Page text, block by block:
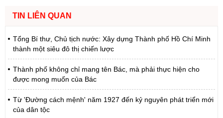
TIN LIÊN QUAN
Tổng Bí thư, Chủ tịch nước: Xây dựng Thành phố Hồ Chí Minh
thành một siêu đô thị chiến lược
Thành phố không chỉ mang tên Bác, mà phải thực hiện cho
được mong muốn của Bác
Từ 'Đường cách mệnh' năm 1927 đến kỷ nguyên phát triển mới
của dân tộc